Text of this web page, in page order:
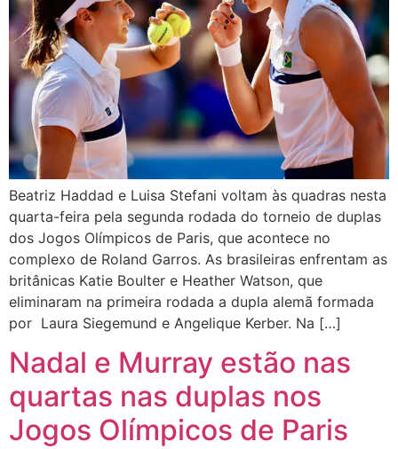
Beatriz Haddad e Luisa Stefani voltam às quadras nesta
quarta-feira pela segunda rodada do torneio de duplas
dos Jogos Olímpicos de Paris, que acontece no
complexo de Roland Garros. As brasileiras enfrentam as
britânicas Katie Boulter e Heather Watson, que
eliminaram na primeira rodada a dupla alemã formada
por Laura Siegemund e Angelique Kerber. Na […]
Nadal e Murray estão nas
quartas nas duplas nos
Jogos Olímpicos de Paris